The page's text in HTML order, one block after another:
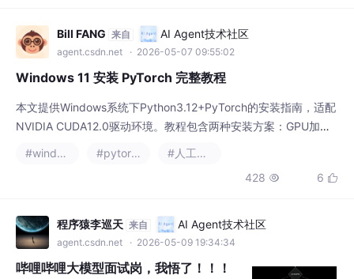
时应对隐私合规等挑战。
Bill FANG 来自 AI Agent技术社区
agent.csdn.net · 2026-05-07 09:55:02
Windows 11 安装 PyTorch 完整教程
本文提供Windows系统下Python3.12+PyTorch的安装指南，适配
NVIDIA CUDA12.0驱动环境。教程包含两种安装方案：GPU加速
适合无显卡用户。提供清华源加速安装，并给出详细的验证步骤，
确保安装成功。常见问题解决方案覆盖版本匹配、权限报错等情
境。
#windows #pytorch
#人工智能
428  6 
程序猿李巡天 来自 AI Agent技术社区
agent.csdn.net · 2026-05-09 19:34:34
哔哩哔哩大模型面试岗，我悟了！！！